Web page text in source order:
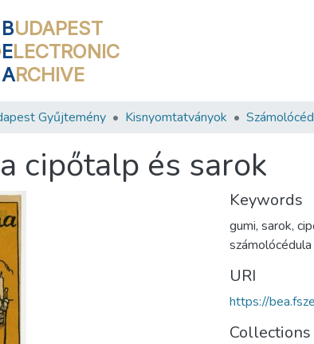
BUDAPEST
ELECTRONIC
ARCHIVE
Gyűjtemény Kisnyomtatványok
cipőtalp és sarok
Keywords
gumi, sarok,
számolócédula
URI
https://
Collections